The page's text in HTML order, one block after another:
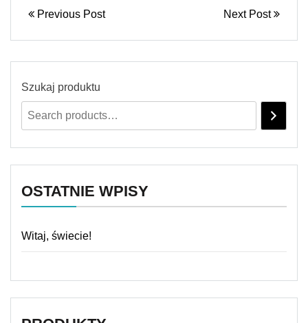
Previous Post Next Post
Szukaj produktu
OSTATNIE WPISY
Witaj, świecie!